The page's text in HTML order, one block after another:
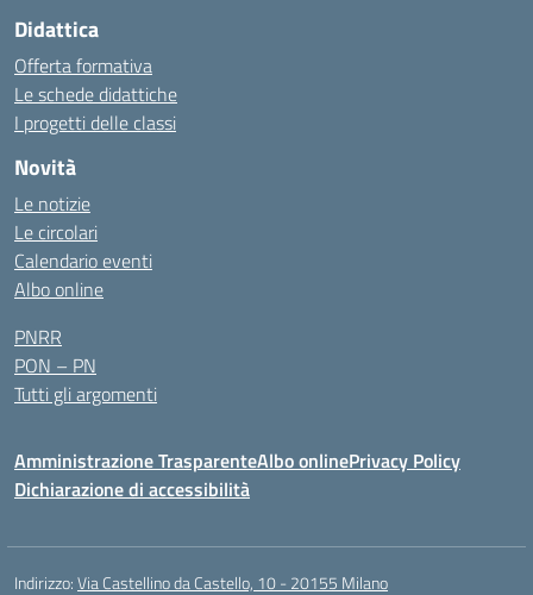
Didattica
Offerta formativa
Le schede didattiche
I progetti delle classi
Novità
Le notizie
Le circolari
Calendario eventi
Albo online
PNRR
PON – PN
Tutti gli argomenti
Amministrazione TrasparenteAlbo onlinePrivacy Policy
Dichiarazione di accessibilità
Indirizzo:Via Castellino da Castello, 10 - 20155 Milano